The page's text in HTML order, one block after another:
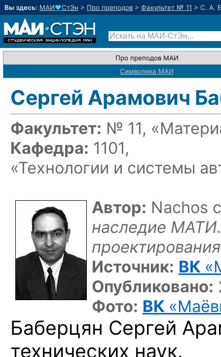
Вы здесь: МАИ♥СтЭн > Про преподов > Факультет № 11 > С. А.
Про преподов МАИ
Символика МАИ
Сергей Арамович
Факультет: № 11,
Кафедра: 1101,
«Технологии и системы
Автор: Nachos
наследие МАТИ.
Источник: ВК
Опубликовано:
Фото: ВК
Баберцян Сергей
технических наук.